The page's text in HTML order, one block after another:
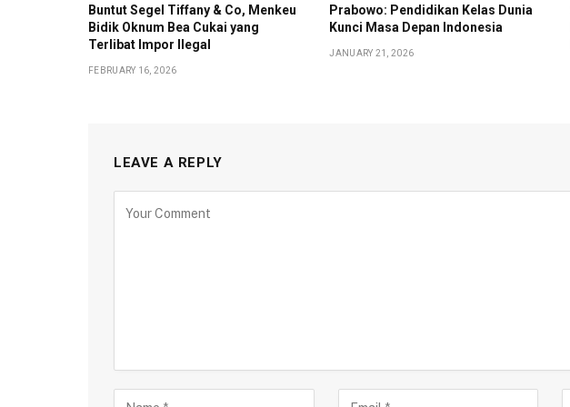
Buntut Segel Tiffany & Co, Menkeu
Bidik Oknum Bea Cukai yang
Terlibat Impor Ilegal
FEBRUARY 16, 2026
Prabowo: Pendidikan Kelas Dunia
Kunci Masa Depan Indonesia
JANUARY 21, 2026
LEAVE A REPLY